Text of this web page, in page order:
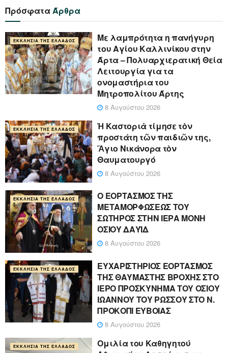
ΠρόσφαταΆρθρα
ΕΚΚΛΗΣΊΑ ΤΗΣ ΕΛΛΆΔΟΣ
Με λαμπρότητα η πανήγυρη
του Αγίου Καλλινίκου στην
Άρτα – Πολυαρχιερατική Θεία
Λειτουργία για τα
ονομαστήρια του
Μητροπολίτου Άρτης
8 Αυγούστου 2026
ΕΚΚΛΗΣΊΑ ΤΗΣ ΕΛΛΆΔΟΣ
Ἡ Καστοριὰ τίμησε τὸν
προστάτη τῶν παιδιῶν της,
Ἅγιο Νικάνορα τὸν
Θαυματουργό
8 Αυγούστου 2026
ΕΚΚΛΗΣΊΑ ΤΗΣ ΕΛΛΆΔΟΣ
Ο ΕΟΡΤΑΣΜΟΣ ΤΗΣ
ΜΕΤΑΜΟΡΦΩΣΕΩΣ ΤΟΥ
ΣΩΤΗΡΟΣ ΣΤΗΝ ΙΕΡΑ ΜΟΝΗ
ΟΣΙΟΥ ΔΑΥΪΔ
8 Αυγούστου 2026
ΕΚΚΛΗΣΊΑ ΤΗΣ ΕΛΛΆΔΟΣ
ΕΥΧΑΡΙΣΤΗΡΙΟΣ ΕΟΡΤΑΣΜΟΣ
ΤΗΣ ΘΑΥΜΑΣΤΗΣ ΒΡΟΧΗΣ ΣΤΟ
ΙΕΡΟ ΠΡΟΣΚΥΝΗΜΑ ΤΟΥ ΟΣΙΟΥ
ΙΩΑΝΝΟΥ ΤΟΥ ΡΩΣΣΟΥ ΣΤΟ Ν.
ΠΡΟΚΟΠΙ ΕΥΒΟΙΑΣ
8 Αυγούστου 2026
ΕΚΚΛΗΣΊΑ ΤΗΣ ΕΛΛΆΔΟΣ
Ομιλία του Καθηγητού